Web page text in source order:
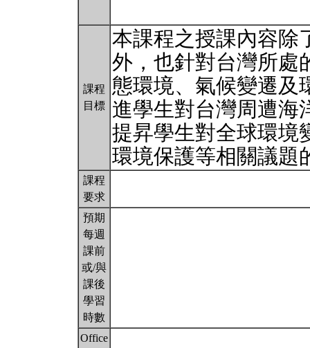
課程
目標
本課程之授課內容除
外，也針對台灣所處
態環境、氣候變遷及
進學生對台灣周遭海
提昇學生對全球環境
環境保護等相關議
課程
要求
預期
每週
課前
或/與
課後
學習
時數
Office